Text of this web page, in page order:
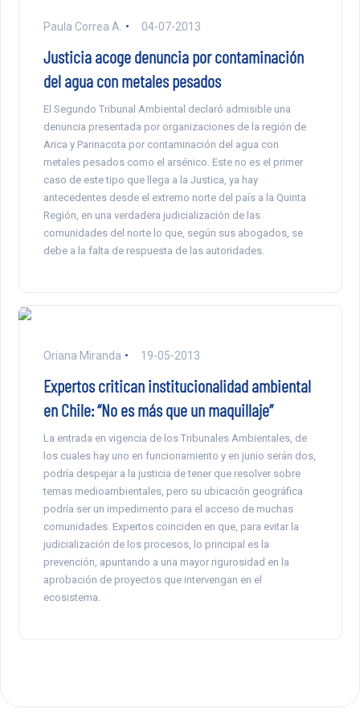
Paula Correa A. 04-07-2013
Justicia acoge denuncia por contaminación
del agua con metales pesados
El Segundo Tribunal Ambiental declaró admisible una
denuncia presentada por organizaciones de la región de
Arica y Parinacota por contaminación del agua con
metales pesados como el arsénico. Este no es el primer
caso de este tipo que llega a la Justica, ya hay
antecedentes desde el extremo norte del país a la Quinta
Región, en una verdadera judicialización de las
comunidades del norte lo que, según sus abogados, se
debe a la falta de respuesta de las autoridades.
Oriana Miranda 19-05-2013
Expertos critican institucionalidad ambiental
en Chile: “No es más que un maquillaje”
La entrada en vigencia de los Tribunales Ambientales, de
los cuales hay uno en funcionamiento y en junio serán dos,
podría despejar a la justicia de tener que resolver sobre
temas medioambientales, pero su ubicación geográfica
podría ser un impedimento para el acceso de muchas
comunidades. Expertos coinciden en que, para evitar la
judicialización de los procesos, lo principal es la
prevención, apuntando a una mayor rigurosidad en la
aprobación de proyectos que intervengan en el
ecosistema.